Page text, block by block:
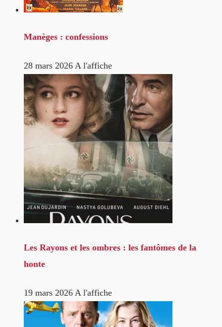
Manèges : confessions
28 mars 2026 A l'affiche
Les Rayons et les ombres : les fantômes de la
honte
19 mars 2026 A l'affiche